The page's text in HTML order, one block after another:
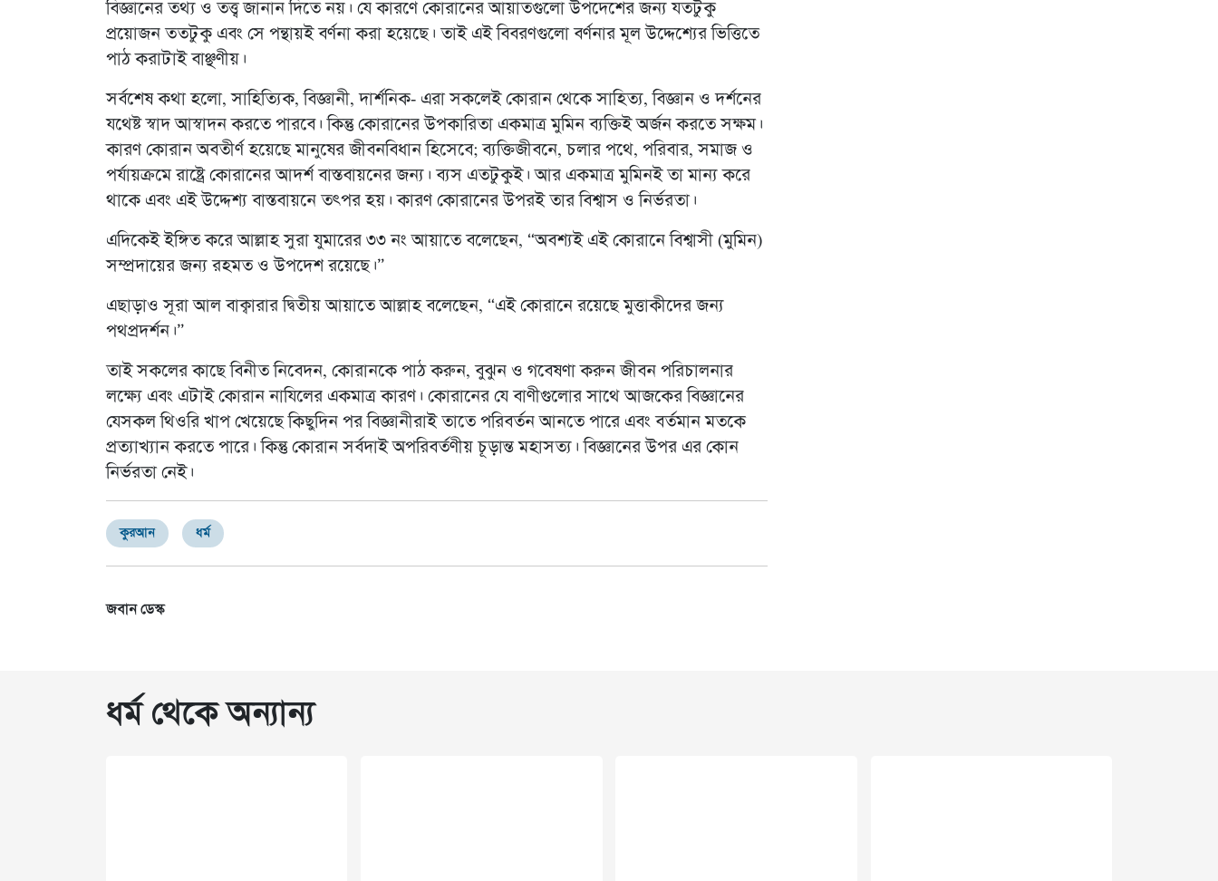
বিজ্ঞানের তথ্য ও তত্ত্ব জানান দিতে নয়। যে কারণে কোরানের আয়াতগুলো উপদেশের জন্য যতটুকু
প্রয়োজন ততটুকু এবং সে পন্থায়ই বর্ণনা করা হয়েছে। তাই এই বিবরণগুলো বর্ণনার মূল উদ্দেশ্যের ভিত্তিতে
পাঠ করাটাই বাঞ্ছণীয়।
সর্বশেষ কথা হলো, সাহিত্যিক, বিজ্ঞানী, দার্শনিক- এরা সকলেই কোরান থেকে সাহিত্য, বিজ্ঞান ও দর্শনের
যথেষ্ট স্বাদ আস্বাদন করতে পারবে। কিন্তু কোরানের উপকারিতা একমাত্র মুমিন ব্যক্তিই অর্জন করতে সক্ষম।
কারণ কোরান অবতীর্ণ হয়েছে মানুষের জীবনবিধান হিসেবে; ব্যক্তিজীবনে, চলার পথে, পরিবার, সমাজ ও
পর্যায়ক্রমে রাষ্ট্রে কোরানের আদর্শ বাস্তবায়নের জন্য। ব্যস এতটুকুই। আর একমাত্র মুমিনই তা মান্য করে
থাকে এবং এই উদ্দেশ্য বাস্তবায়নে তৎপর হয়। কারণ কোরানের উপরই তার বিশ্বাস ও নির্ভরতা।
এদিকেই ইঙ্গিত করে আল্লাহ সুরা যুমারের ৩৩ নং আয়াতে বলেছেন, “অবশ্যই এই কোরানে বিশ্বাসী (মুমিন)
সম্প্রদায়ের জন্য রহমত ও উপদেশ রয়েছে।”
এছাড়াও সূরা আল বাক্বারার দ্বিতীয় আয়াতে আল্লাহ বলেছেন, “এই কোরানে রয়েছে মুত্তাকীদের জন্য
পথপ্রদর্শন।”
তাই সকলের কাছে বিনীত নিবেদন, কোরানকে পাঠ করুন, বুঝুন ও গবেষণা করুন জীবন পরিচালনার
লক্ষ্যে এবং এটাই কোরান নাযিলের একমাত্র কারণ। কোরানের যে বাণীগুলোর সাথে আজকের বিজ্ঞানের
যেসকল থিওরি খাপ খেয়েছে কিছুদিন পর বিজ্ঞানীরাই তাতে পরিবর্তন আনতে পারে এবং বর্তমান মতকে
প্রত্যাখ্যান করতে পারে। কিন্তু কোরান সর্বদাই অপরিবর্তণীয় চূড়ান্ত মহাসত্য। বিজ্ঞানের উপর এর কোন
নির্ভরতা নেই।
কুরআন ধর্ম
জবান ডেস্ক
ধর্ম থেকে অন্যান্য